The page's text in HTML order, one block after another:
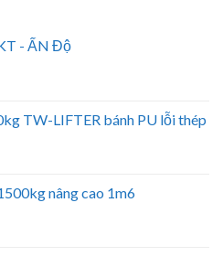
- ẤN Độ
TW-LIFTER bánh PU lỗi thép
nâng cao 1m6